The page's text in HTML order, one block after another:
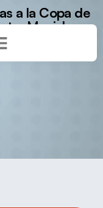
a la Copa de
Munich,